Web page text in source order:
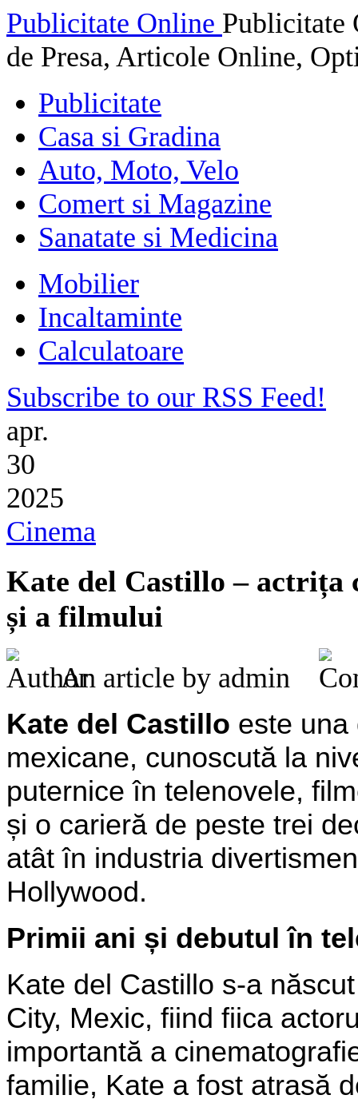
Publicitate Online Publicitate
de Presa, Articole Online,
Publicitate
Casa si Gradina
Auto, Moto, Velo
Comert si Magazine
Sanatate si Medicina
Mobilier
Incaltaminte
Calculatoare
Subscribe to our RSS Feed!
apr.
30
2025
Cinema
Kate del Castillo – actrița
și a filmului
An article by admin
Kate del Castillo este una
mexicane, cunoscută la
puternice în telenovele,
și o carieră de peste trei
atât în industria
Hollywood.
Primii ani și debutul în
Kate del Castillo s-a
City, Mexic, fiind fiica
importantă a
familie, Kate a fost atrasă